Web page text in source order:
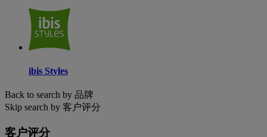
ibis Styles
Back to search by 品牌
Skip search by 客户评分
客户评分